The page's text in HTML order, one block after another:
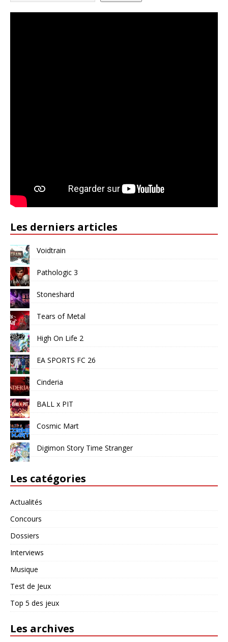
Les derniers articles
Voidtrain
Pathologic 3
Stoneshard
Tears of Metal
High On Life 2
EA SPORTS FC 26
Cinderia
BALL x PIT
Cosmic Mart
Digimon Story Time Stranger
Les catégories
Actualités
Concours
Dossiers
Interviews
Musique
Test de Jeux
Top 5 des jeux
Les archives